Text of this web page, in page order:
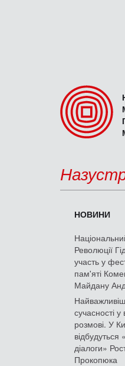
НОВИНИ
Революції
участь у
пам'яті
Майдану
сучасності у
розмові. У
відбудуться
діалоги»
Прокопюка